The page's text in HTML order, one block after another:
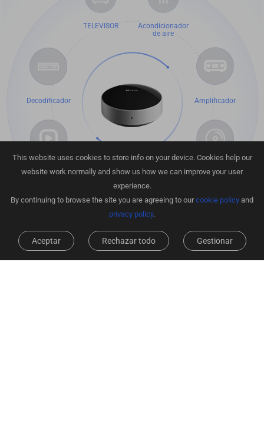
TELEVISOR
Acondicionador
de aire
Decodificador Amplificador
Caja de TV DVD
Proyector Admirador
This website uses cookies to store info on your device. Cookies help our
website work normally and show us how we can improve your user
experience.
By continuing to browse the site you are agreeing to ourcookie policy and
privacy policy.
Gestionar
Rechazar todo
Aceptar